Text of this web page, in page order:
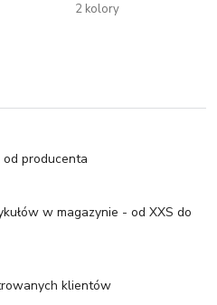
2 kolory
producenta
w magazynie - od XXS do
klientów